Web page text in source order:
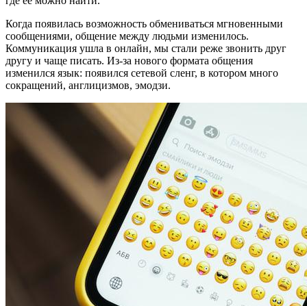
Когда появилась возможность обмениваться мгновенными
сообщениями, общение между людьми изменилось.
Коммуникация ушла в онлайн, мы стали реже звонить друг
другу и чаще писать. Из-за нового формата общения
изменился язык: появился сетевой сленг, в котором много
сокращений, англицизмов, эмодзи.